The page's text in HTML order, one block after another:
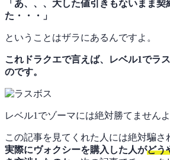
「あ、、、大した値引きもないまま契
た・・・」
ということはザラにあるんですよ。
これドラクエで言えば、レベル1でラ
のです。
レベル1でゾーマには絶対勝てません
この記事を見てくれた人には絶対騙さ
実際にヴォクシーを購入した人がどう